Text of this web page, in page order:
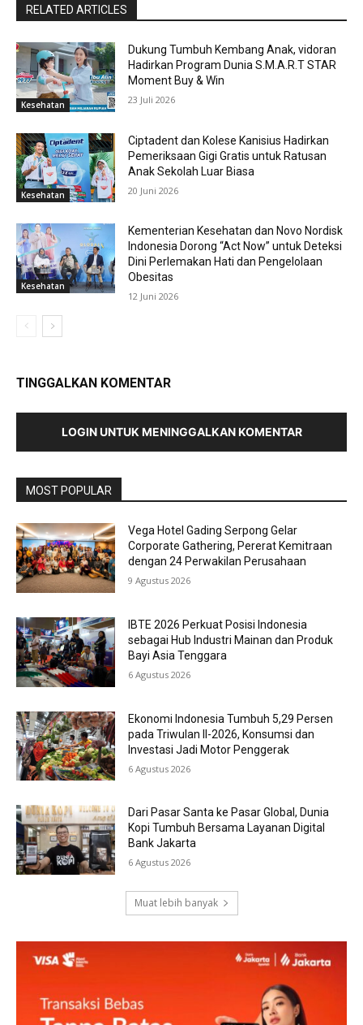
RELATED ARTICLES
Kesehatan
Dukung Tumbuh Kembang Anak, vidoran
Hadirkan Program Dunia S.M.A.R.T STAR
Moment Buy & Win
23 Juli 2026
Kesehatan
Ciptadent dan Kolese Kanisius Hadirkan
Pemeriksaan Gigi Gratis untuk Ratusan
Anak Sekolah Luar Biasa
20 Juni 2026
Kesehatan
Kementerian Kesehatan dan Novo Nordisk
Indonesia Dorong “Act Now” untuk Deteksi
Dini Perlemakan Hati dan Pengelolaan
Obesitas
12 Juni 2026
TINGGALKAN KOMENTAR
LOGIN UNTUK MENINGGALKAN KOMENTAR
MOST POPULAR
Vega Hotel Gading Serpong Gelar
Corporate Gathering, Pererat Kemitraan
dengan 24 Perwakilan Perusahaan
9 Agustus 2026
IBTE 2026 Perkuat Posisi Indonesia
sebagai Hub Industri Mainan dan Produk
Bayi Asia Tenggara
6 Agustus 2026
Ekonomi Indonesia Tumbuh 5,29 Persen
pada Triwulan II-2026, Konsumsi dan
Investasi Jadi Motor Penggerak
6 Agustus 2026
Dari Pasar Santa ke Pasar Global, Dunia
Kopi Tumbuh Bersama Layanan Digital
Bank Jakarta
6 Agustus 2026
Muat lebih banyak